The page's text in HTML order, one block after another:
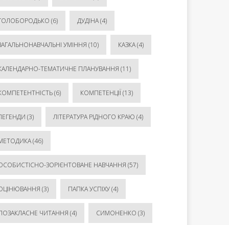
(6) ДУДІНА(4)
УМІННЯ (10) КАЗКА(4)
ТЕМАТИЧНЕ ПЛАНУВАННЯ (11)
(6) КОМПЕТЕНЦІЇ (13)
(3) ЛІТЕРАТУРА РІДНОГО КРАЮ (4)
(46)
ЗОРІЄНТОВАНЕ НАВЧАННЯ (57)
(3) ПАПКА УСПІХУ(4)
ЧИТАННЯ (4) СИМОНЕНКО (3)